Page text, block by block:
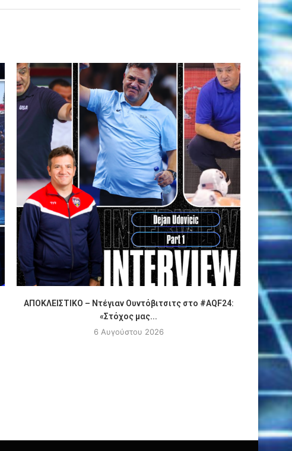
ΑΠΟΚΛΕΙΣΤΙΚΟ – Ντέγιαν Ουντόβιτσιτς στο #AQF24:
«Στόχος μας...
6 Αυγούστου 2026